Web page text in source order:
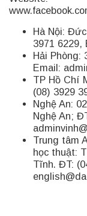
Hà Nội:
3971 6229,
Hải Phòng:
Email:
TP Hồ Chí
(08) 3929
Nghệ An:
Nghệ An;
Trung tâm
học thuật:
Tĩnh. ĐT: